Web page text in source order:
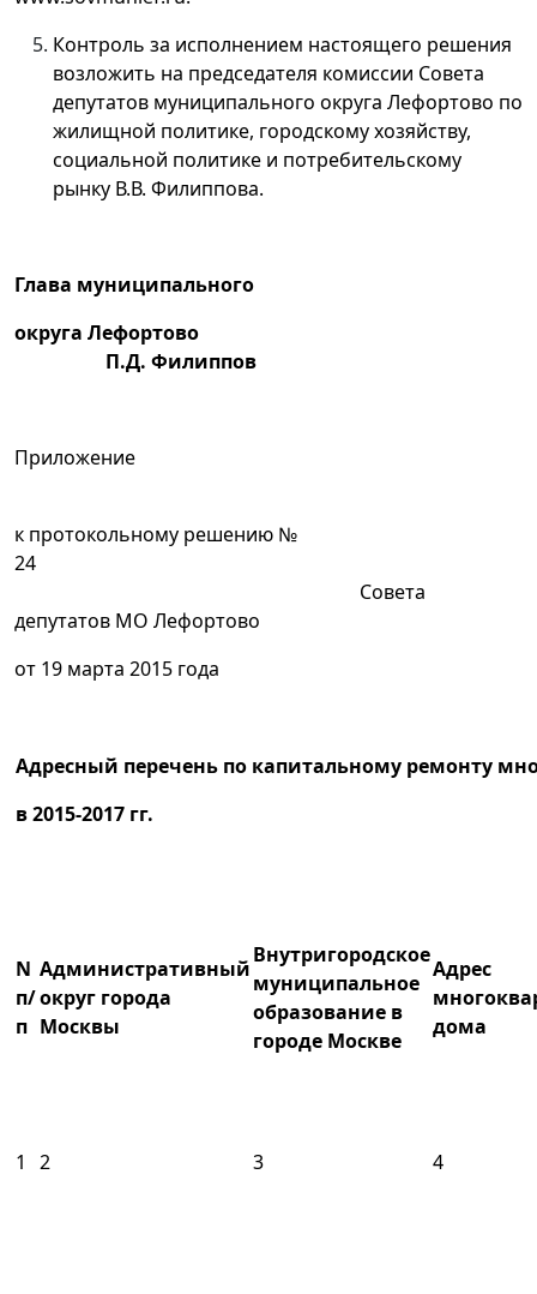
Контроль за исполнением настоящего решения
возложить на председателя комиссии Совета
депутатов муниципального округа Лефортово по
жилищной политике, городскому хозяйству,
социальной политике и потребительскому
рынку В.В. Филиппова.
Глава муниципального
округа Лефортово
П.Д. Филиппов
Приложение
к протокольному решению №
Совета
депутатов МО Лефортово
от 19 марта 2015 года
Адресный перечень по капитальному ремонту
в 2015-2017 гг.
N
п/
п
Административный
округ города
Москвы
Внутригородское
муниципальное
образование в
городе Москве
Адрес
дома
1 2 3 4